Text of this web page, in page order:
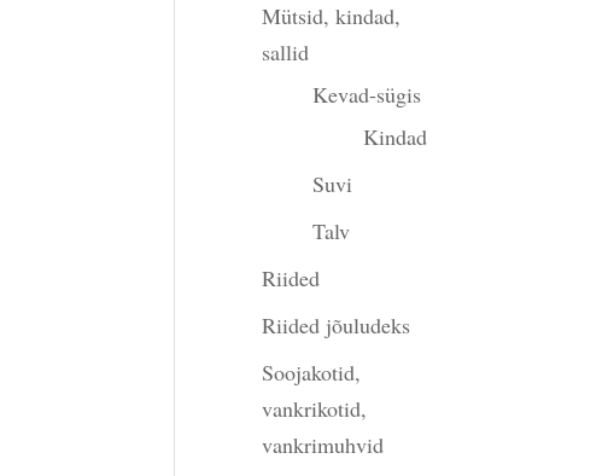
Mütsid, kindad,
sallid
Kevad-sügis
Kindad
Suvi
Talv
Riided
Riided jõuludeks
Soojakotid,
vankrikotid,
vankrimuhvid